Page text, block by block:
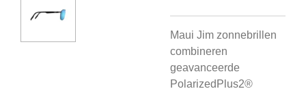
Maui Jim zonnebrillen
combineren
geavanceerde
PolarizedPlus2®